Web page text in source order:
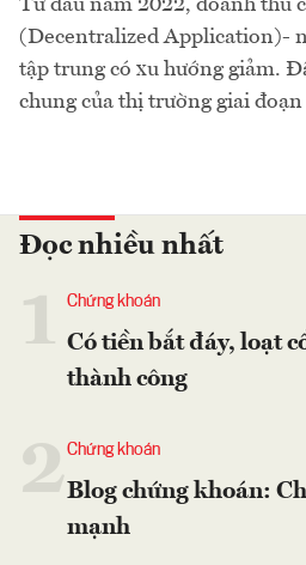
Từ đầu năm 2022, doanh thu
(Decentralized Application)-
tập trung có xu hướng giảm.
chung của thị trường giai
Đọc nhiều nhất
Chứng khoán
Có tiền bắt đáy, loạt
thành công
2Chứng khoán
Blog chứng khoán:
mạnh